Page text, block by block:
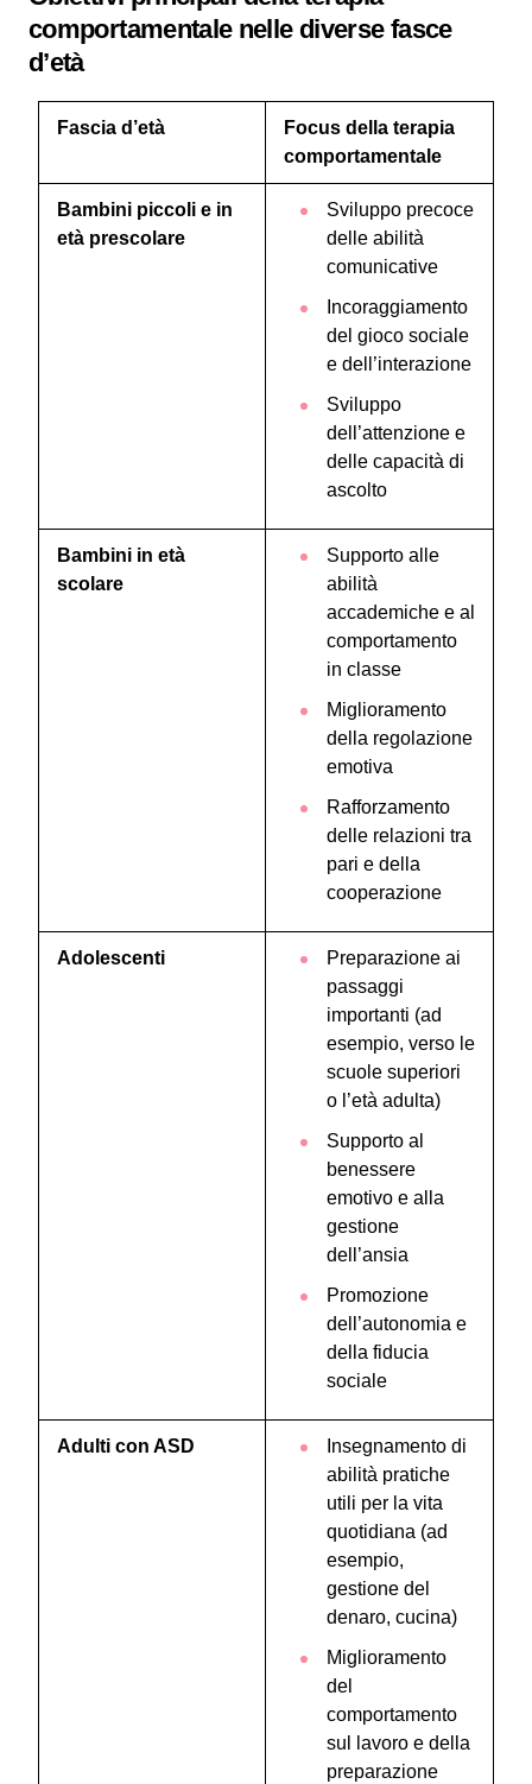
comportamentale nelle diverse fasce
d’età
Fascia d’età
Focus della terapia
comportamentale
Bambini piccoli e in
età prescolare
Sviluppo precoce
delle abilità
comunicative
Incoraggiamento
del gioco sociale
e dell’interazione
Sviluppo
dell’attenzione e
delle capacità di
ascolto
Bambini in età
scolare
Supporto alle
abilità
accademiche e al
comportamento
in classe
Miglioramento
della regolazione
emotiva
Rafforzamento
delle relazioni tra
pari e della
cooperazione
Adolescenti
Preparazione ai
passaggi
importanti (ad
esempio, verso le
scuole superiori
o l’età adulta)
Supporto al
benessere
emotivo e alla
gestione
dell’ansia
Promozione
dell’autonomia e
della fiducia
sociale
Adulti con ASD
Insegnamento di
abilità pratiche
utili per la vita
quotidiana (ad
esempio,
gestione del
denaro, cucina)
Miglioramento
del
comportamento
sul lavoro e della
preparazione